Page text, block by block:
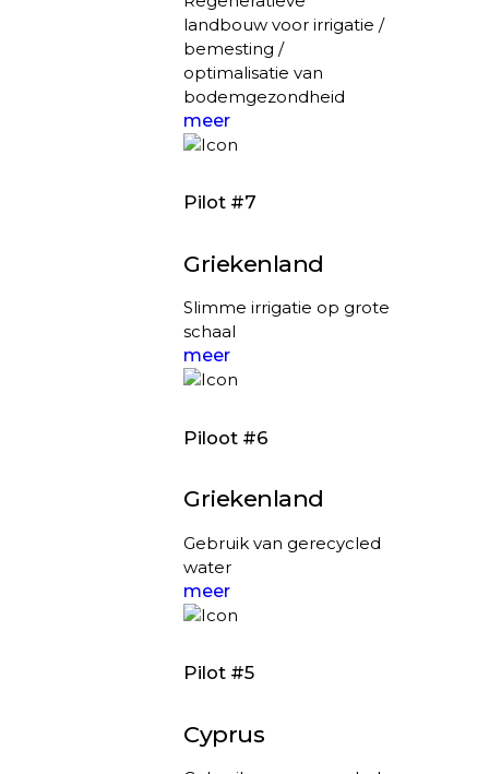
landbouw voor irrigatie /
bemesting /
optimalisatie van
bodemgezondheid
meer
Pilot #7
Griekenland
Slimme irrigatie op grote
schaal
meer
Piloot #6
Griekenland
Gebruik van gerecycled
water
meer
Pilot #5
Cyprus